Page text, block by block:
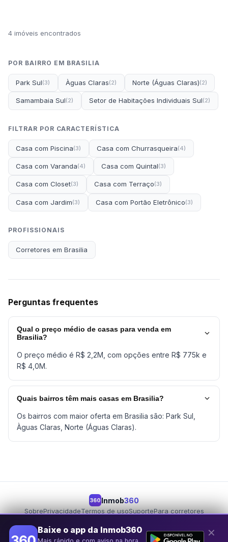
4 imóveis encontrados
POR BAIRRO EM BRASILIA
Park Sul(3) Àguas Claras(2) Norte (Águas Claras)(2)
Samambaia Sul(2) Setor de Habitações Individuais Sul(2)
FILTRAR POR CARACTERÍSTICA
Casa com Piscina(3) Casa com Churrasqueira(4)
Casa com Varanda(4) Casa com Quintal(3)
Casa com Closet(3) Casa com Terraço(3)
Casa com Jardim(3) Casa com Portão Eletrônico(3)
PROFISSIONAIS
Corretores em Brasilia
Perguntas frequentes
Qual o preço médio de casas para venda em
Brasilia?
O preço médio é R$ 2,2M, com opções entre R$ 775k e
R$ 4,0M.
Quais bairros têm mais casas em Brasilia?
Os bairros com maior oferta em Brasilia são: Park Sul,
Àguas Claras, Norte (Águas Claras).
360 Inmob360
SobrePrivacidadeTermos de usoSuportePara corretores
Baixe o app da Inmob360 ✕